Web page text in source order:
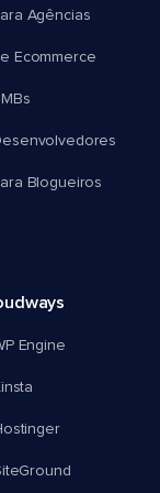
Agências
Ecommerce
Blogueiros
Engine